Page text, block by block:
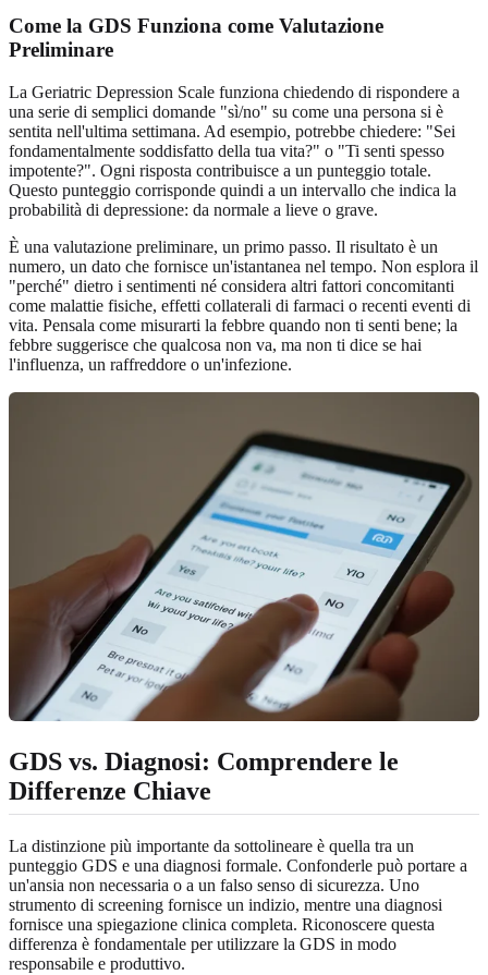
Come la GDS Funziona come Valutazione
Preliminare
La Geriatric Depression Scale funziona chiedendo di rispondere a
una serie di semplici domande "sì/no" su come una persona si è
sentita nell'ultima settimana. Ad esempio, potrebbe chiedere: "Sei
fondamentalmente soddisfatto della tua vita?" o "Ti senti spesso
impotente?". Ogni risposta contribuisce a un punteggio totale.
Questo punteggio corrisponde quindi a un intervallo che indica la
probabilità di depressione: da normale a lieve o grave.
È una valutazione preliminare, un primo passo. Il risultato è un
numero, un dato che fornisce un'istantanea nel tempo. Non esplora il
"perché" dietro i sentimenti né considera altri fattori concomitanti
come malattie fisiche, effetti collaterali di farmaci o recenti eventi di
vita. Pensala come misurarti la febbre quando non ti senti bene; la
febbre suggerisce che qualcosa non va, ma non ti dice se hai
l'influenza, un raffreddore o un'infezione.
GDS vs. Diagnosi: Comprendere le
Differenze Chiave
La distinzione più importante da sottolineare è quella tra un
punteggio GDS e una diagnosi formale. Confonderle può portare a
un'ansia non necessaria o a un falso senso di sicurezza. Uno
strumento di screening fornisce un indizio, mentre una diagnosi
fornisce una spiegazione clinica completa. Riconoscere questa
differenza è fondamentale per utilizzare la GDS in modo
responsabile e produttivo.